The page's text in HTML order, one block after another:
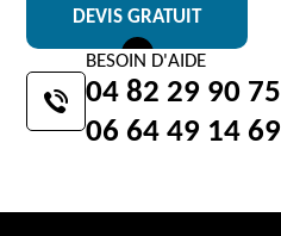
DEVIS GRATUIT
BESOIN D'AIDE
04 82 29 90 75
06 64 49 14 69